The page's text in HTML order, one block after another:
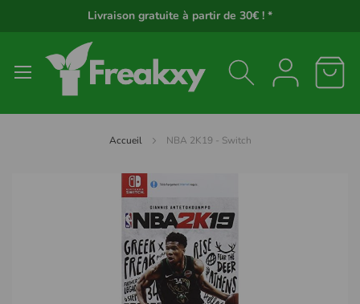
Livraison gratuite à partir de 30€ ! *
Accueil NBA 2K19 - Switch
Panneau de gestion des cookies